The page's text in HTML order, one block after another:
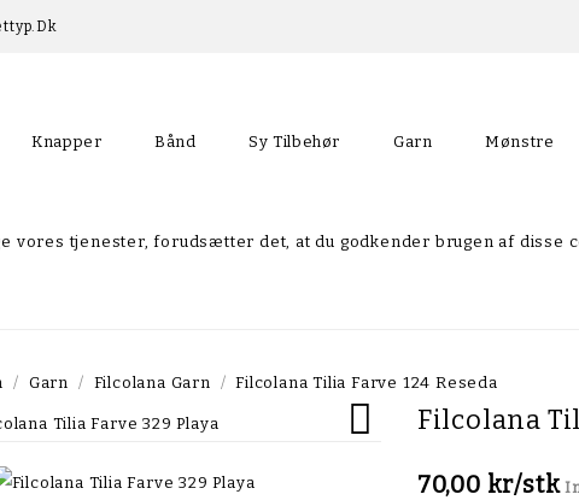
Knapper Bånd Sy Tilbehør Garn Mønstre
vores tjenester, forudsætter det, at du godkender brugen af disse
Garn Filcolana Garn Filcolana Tilia Farve 124 Reseda
 Filcolana
70,00 kr/stk